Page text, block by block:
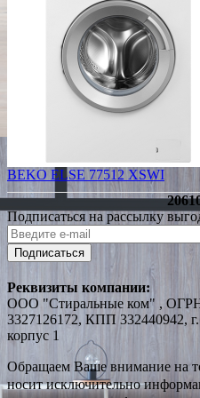
BEKO ELSE 77512 XSWI
Подписаться на рассылку
Подписаться
Реквизиты компании:
ООО "Стиральные ком" ,
3327126172, КПП 332440942,
корпус 1
Обращаем Ваше внимание на
носит исключительно